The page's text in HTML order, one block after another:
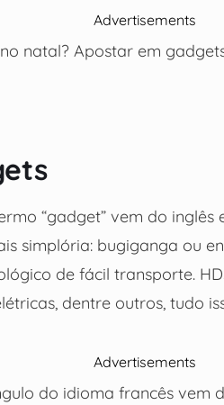
Advertisements
natal? Apostar em
“gadget” vem do
simplória: bugiganga ou
de fácil transporte.
dentre outros, tudo
Advertisements
do idioma francês vem